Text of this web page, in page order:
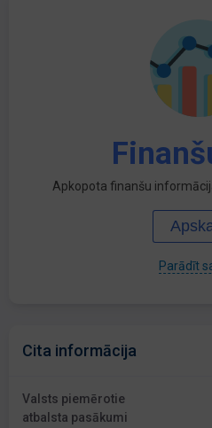
Apkopota finanšu
Parādīt
Cita informācija
Valsts piemērotie
atbalsta pasākumi